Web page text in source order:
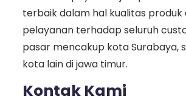
terbaik dalam hal kualitas produk
pelayanan terhadap seluruh
pasar mencakup kota Surabaya,
kota lain di jawa timur.
Kontak Kami